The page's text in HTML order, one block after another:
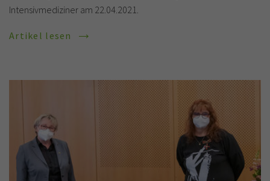
Intensivmediziner am 22.04.2021.
Artikel lesen